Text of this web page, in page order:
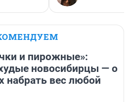
и пирожные»:
новосибирцы — о
набрать вес любой